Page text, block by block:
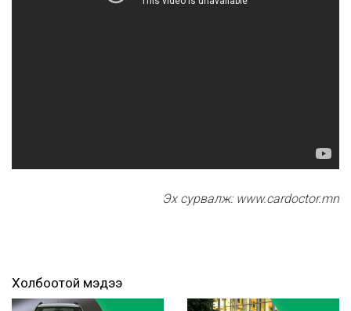
Эх сурвалж: www.cardoctor.mn
Холбоотой мэдээ